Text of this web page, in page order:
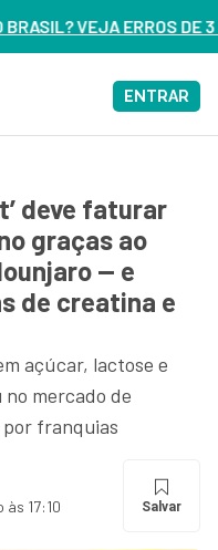
3 DELES – ASSISTA AGORA
ENTRAR
deve faturar
graças ao
— e
de creatina e
açúcar, lactose e
mercado de
franquias
17:10 Salvar